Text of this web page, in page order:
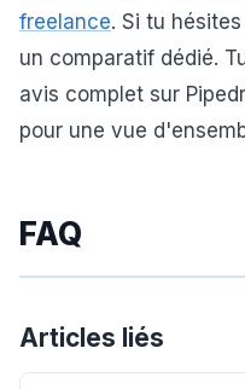
freelance. Si tu
un comparatif dédié.
avis complet sur
pour une vue
FAQ
Articles liés